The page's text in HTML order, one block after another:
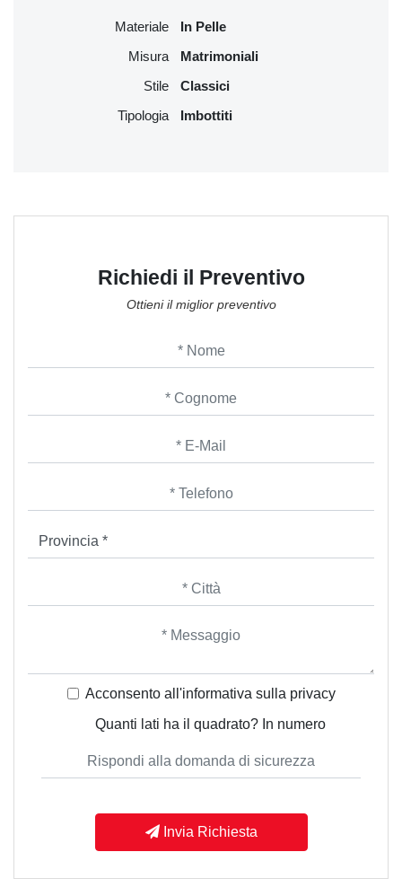
Richiedi il Preventivo
Ottieni il miglior preventivo
Acconsento all'informativa sulla privacy
Quanti lati ha il quadrato? In numero
Invia Richiesta
Materiale In Pelle
Misura Matrimoniali
Stile Classici
Tipologia Imbottiti